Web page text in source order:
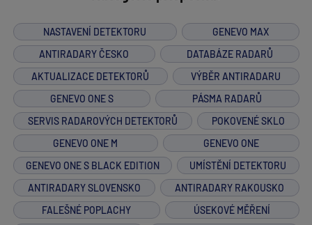
NASTAVENÍ DETEKTORU
GENEVO MAX
ANTIRADARY ČESKO
DATABÁZE RADARŮ
AKTUALIZACE DETEKTORŮ
VÝBĚR ANTIRADARU
GENEVO ONE S
PÁSMA RADARŮ
SERVIS RADAROVÝCH DETEKTORŮ
POKOVENÉ SKLO
GENEVO ONE M
GENEVO ONE
GENEVO ONE S BLACK EDITION
UMÍSTĚNÍ DETEKTORU
ANTIRADARY SLOVENSKO
ANTIRADARY RAKOUSKO
FALEŠNÉ POPLACHY
ÚSEKOVÉ MĚŘENÍ